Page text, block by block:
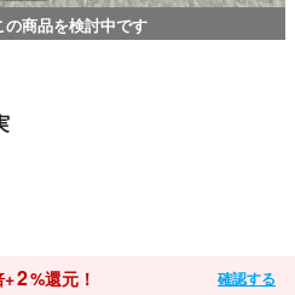
の商品を検討中です
+2%還元！ 確認する